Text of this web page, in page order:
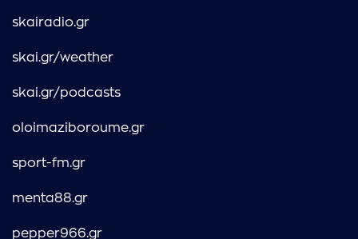
skairadio.gr
skai.gr/weather
skai.gr/podcasts
oloimaziboroume.gr
sport-fm.gr
menta88.gr
pepper966.gr